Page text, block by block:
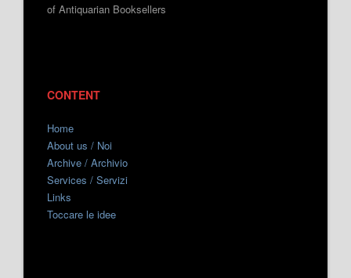
of Antiquarian Booksellers
CONTENT
Home
About us / Noi
Archive / Archivio
Services / Servizi
Links
Toccare le idee